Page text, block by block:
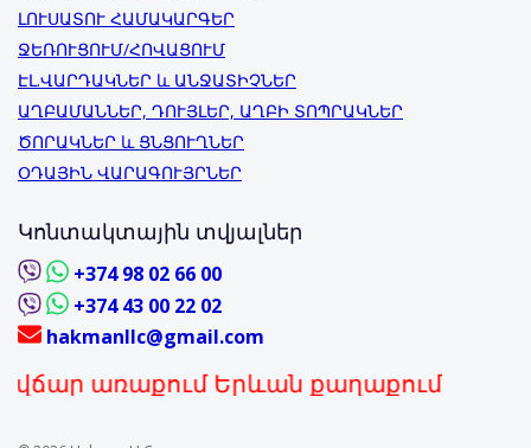
ԼՈՒՍԱՏՈՒ ՀԱՄԱԿԱՐԳԵՐ
ՋԵՌՈՒՑՈՒՄ/ՀՈՎԱՑՈՒՄ
ԷԼ.ՎԱՐԴԱԿՆԵՐ և ԱՆՋԱՏԻՉՆԵՐ
ԱՂԲԱՄԱՆՆԵՐ, ԴՈՒՅԼԵՐ, ԱՂԲԻ ՏՈՊՐԱԿՆԵՐ
ԾՈՐԱԿՆԵՐ և ՑՆՑՈՒՂՆԵՐ
ՕԴԱՅԻՆ ՎԱՐԱԳՈՒՅՐՆԵՐ
Կոնտակտային տվյալներ
+374 98 02 66 00
+374 43 00 22 02
hakmanllc@gmail.com
Երևան քաղաքում